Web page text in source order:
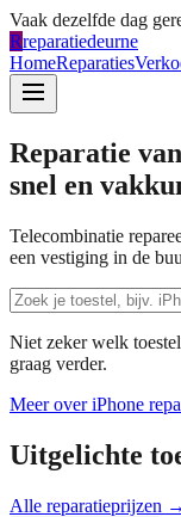
Vaak dezelfde dag
Rreparatiedeurne
HomeReparaties
Reparatie
snel en
Telecombinatie
een vestiging in de
Niet zeker welk
graag verder.
Meer over iPhone
Uitgelichte
Alle reparatieprijzen →